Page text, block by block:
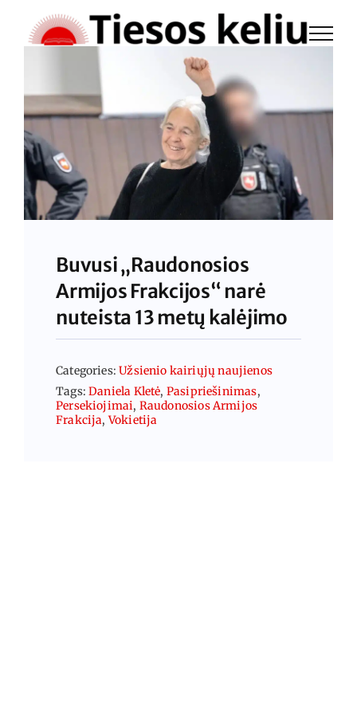
Buvusi „Raudonosios
Armijos Frakcijos“ narė
nuteista 13 metų kalėjimo
Categories:Užsienio kairiųjų naujienos
Tags:Daniela Kletė, Pasipriešinimas,
Persekiojimai, Raudonosios Armijos
Frakcija,Vokietija